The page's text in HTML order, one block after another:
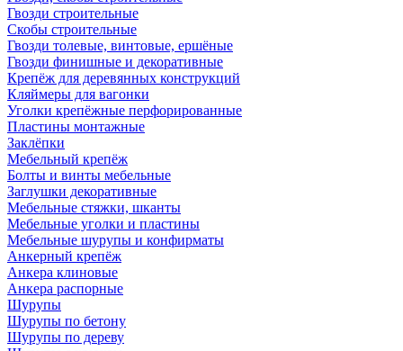
Гвозди строительные
Скобы строительные
Гвозди толевые, винтовые, ершёные
Гвозди финишные и декоративные
Крепёж для деревянных конструкций
Кляймеры для вагонки
Уголки крепёжные перфорированные
Пластины монтажные
Заклёпки
Мебельный крепёж
Болты и винты мебельные
Заглушки декоративные
Мебельные стяжки, шканты
Мебельные уголки и пластины
Мебельные шурупы и конфирматы
Анкерный крепёж
Анкера клиновые
Анкера распорные
Шурупы
Шурупы по бетону
Шурупы по дереву